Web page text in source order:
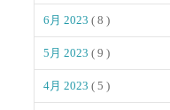
6月 2023 ( 8 )
5月 2023 ( 9 )
4月 2023 ( 5 )